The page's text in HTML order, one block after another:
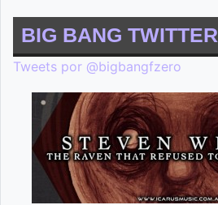
BIG BANG TWITTER
Tweets por @bigbangfzero